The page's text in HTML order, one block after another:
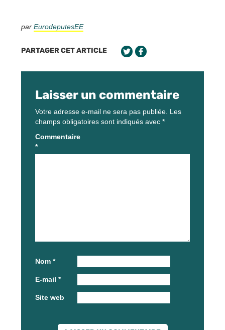
par EurodeputesEE
PARTAGER CET ARTICLE
Laisser un commentaire
Votre adresse e-mail ne sera pas publiée. Les
champs obligatoires sont indiqués avec *
Commentaire
*
Nom *
E-mail *
Site web